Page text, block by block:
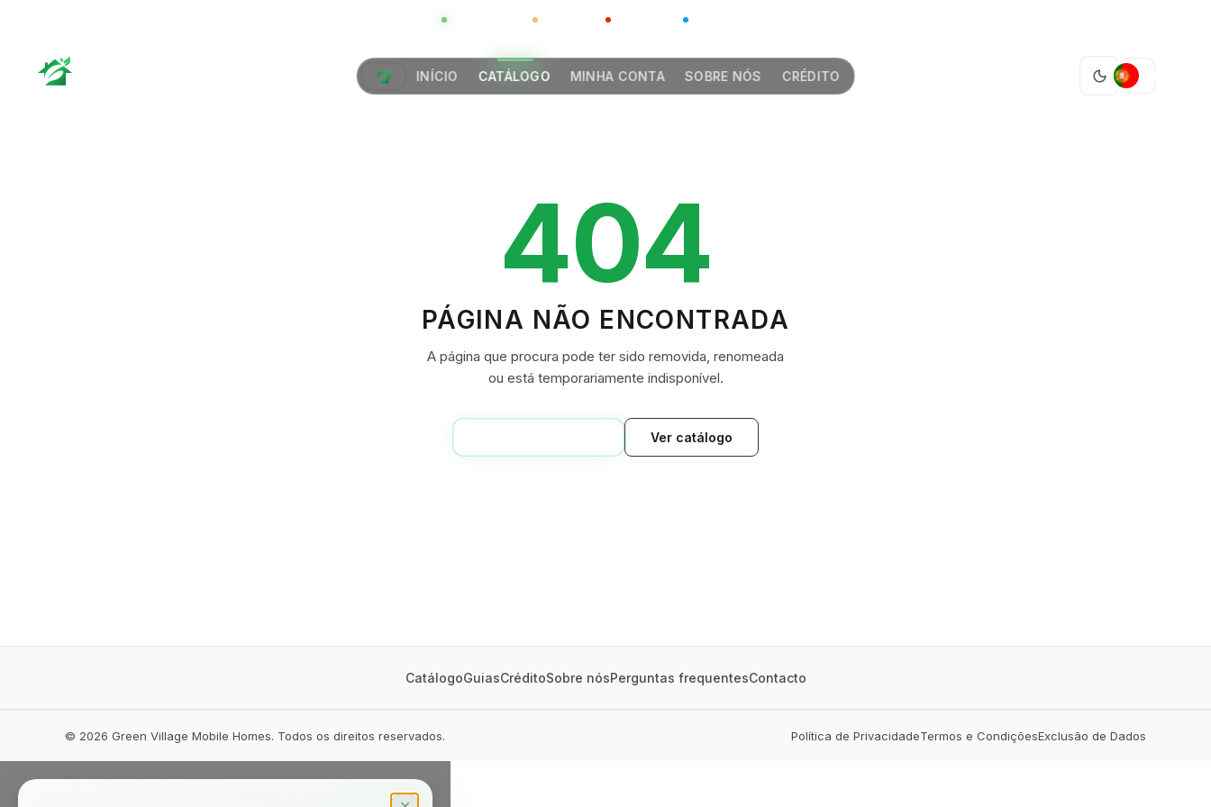
CHINA
INÍCIO CATÁLOGO MINHA CONTA SOBRE NÓS CRÉDITO
GREEN VILLAGE
404
PÁGINA NÃO ENCONTRADA
A página que procura pode ter sido removida, renomeada
ou está temporariamente indisponível.
Ver catálogo
CatálogoGuiasCréditoSobre nósPerguntas frequentesContacto
© 2026 Green Village Mobile Homes. Todos os direitos reservados. Política de PrivacidadeTermos e CondiçõesExclusão de Dados